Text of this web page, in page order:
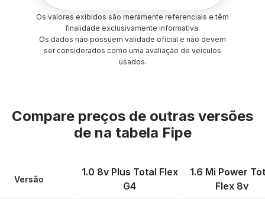
Os valores exibidos são meramente referenciais e têm
finalidade exclusivamente informativa.
Os dados não possuem validade oficial e não devem
ser considerados como uma avaliação de veículos
usados.
Compare preços de outras versões
de na tabela Fipe
Versão
1.0 8v Plus Total Flex
G4
1.6 Mi Power
Flex 8v